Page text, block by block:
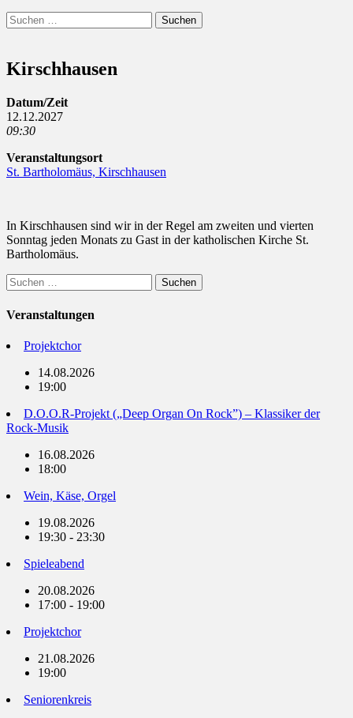
Suchen
Suchen
nach:
Kirschhausen
Datum/Zeit
12.12.2027
09:30
Veranstaltungsort
St. Bartholomäus, Kirschhausen
In Kirschhausen sind wir in der Regel am zweiten und vierten
Sonntag jeden Monats zu Gast in der katholischen Kirche St.
Bartholomäus.
Suchen
nach:
Veranstaltungen
Projektchor
14.08.2026
19:00
D.O.O.R-Projekt („Deep Organ On Rock”) – Klassiker der
Rock-Musik
16.08.2026
18:00
Wein, Käse, Orgel
19.08.2026
19:30 - 23:30
Spieleabend
20.08.2026
17:00 - 19:00
Projektchor
21.08.2026
19:00
Seniorenkreis